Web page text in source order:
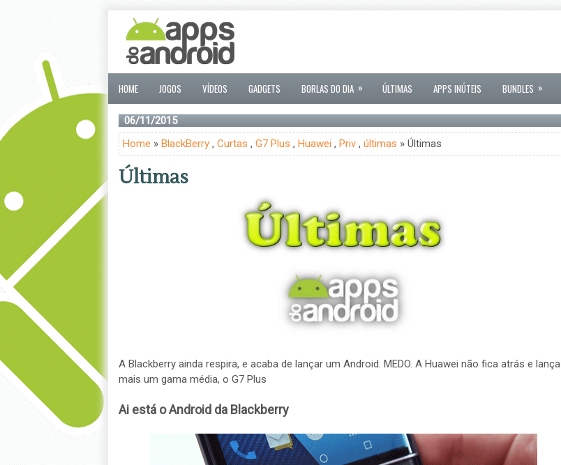
HOME JOGOS VÍDEOS GADGETS BORLAS DO DIA » ÚLTIMAS APPS INÚTEIS BUNDLES »
06/11/2015
Home » BlackBerry, Curtas , G7 Plus , Huawei , Priv, últimas » Últimas
Últimas
A Blackberry ainda respira, e acaba de lançar um Android. MEDO. A Huawei não fica atrás e lança
mais um gama média, o G7 Plus
Ai está o Android da Blackberry